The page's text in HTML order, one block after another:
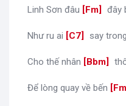
Linh Sơn đâu [Fm đây
Như ru ai [C7 say
Cho thế nhân [Bbm
Để lòng quay về bến [Fm